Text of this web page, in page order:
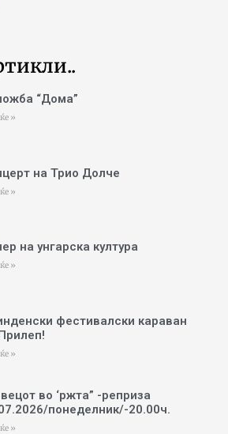
“Дома”
»
на Трио Долче
»
на унгарска култура
»
фестивалски караван
»
во ‘ржта” -реприза
понеделник/-20.00ч.
»